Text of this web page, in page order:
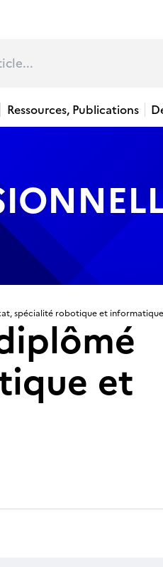
Ressources, Publications
spécialité robotique et informatique
et